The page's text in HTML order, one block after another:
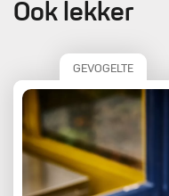
Ook lekker
GEVOGELTE